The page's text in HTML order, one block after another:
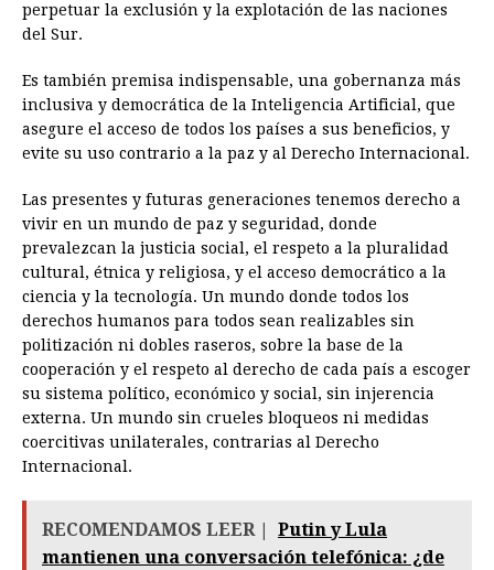
perpetuar la exclusión y la explotación de las naciones
del Sur.
Es también premisa indispensable, una gobernanza más
inclusiva y democrática de la Inteligencia Artificial, que
asegure el acceso de todos los países a sus beneficios, y
evite su uso contrario a la paz y al Derecho Internacional.
Las presentes y futuras generaciones tenemos derecho a
vivir en un mundo de paz y seguridad, donde
prevalezcan la justicia social, el respeto a la pluralidad
cultural, étnica y religiosa, y el acceso democrático a la
ciencia y la tecnología. Un mundo donde todos los
derechos humanos para todos sean realizables sin
politización ni dobles raseros, sobre la base de la
cooperación y el respeto al derecho de cada país a escoger
su sistema político, económico y social, sin injerencia
externa. Un mundo sin crueles bloqueos ni medidas
coercitivas unilaterales, contrarias al Derecho
Internacional.
RECOMENDAMOS LEER |
Putin y Lula
mantienen una conversación telefónica: ¿de